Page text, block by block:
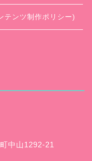
テンツ制作ポリシー)
中山1292-21